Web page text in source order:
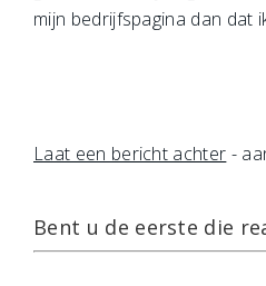
mijn bedrijfspagina dan dat
Laat een bericht achter -
Bent u de eerste die